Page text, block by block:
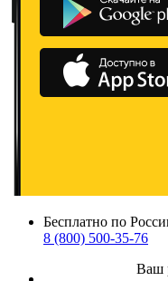
Бесплатно по
8 (800) 500-35-76
Ваш